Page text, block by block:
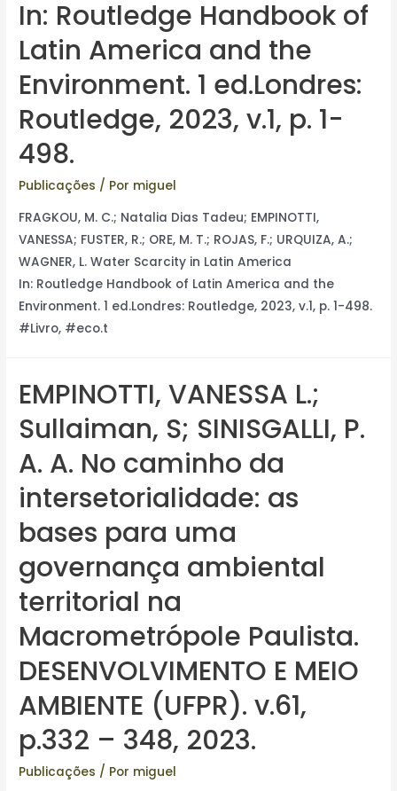
In: Routledge Handbook of
Latin America and the
Environment. 1 ed.Londres:
Routledge, 2023, v.1, p. 1-
498.
Publicações / Por miguel
FRAGKOU, M. C.; Natalia Dias Tadeu; EMPINOTTI,
VANESSA; FUSTER, R.; ORE, M. T.; ROJAS, F.; URQUIZA, A.;
WAGNER, L. Water Scarcity in Latin America
In: Routledge Handbook of Latin America and the
Environment. 1 ed.Londres: Routledge, 2023, v.1, p. 1-498.
#Livro, #eco.t
EMPINOTTI, VANESSA L.;
Sullaiman, S; SINISGALLI, P.
A. A. No caminho da
intersetorialidade: as
bases para uma
governança ambiental
territorial na
Macrometrópole Paulista.
DESENVOLVIMENTO E MEIO
AMBIENTE (UFPR). v.61,
p.332 – 348, 2023.
Publicações / Por miguel